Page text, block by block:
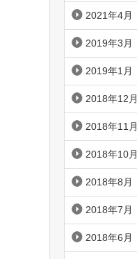
2021年4月
2019年3月
2019年1月
2018年12月
2018年11月
2018年10月
2018年8月
2018年7月
2018年6月